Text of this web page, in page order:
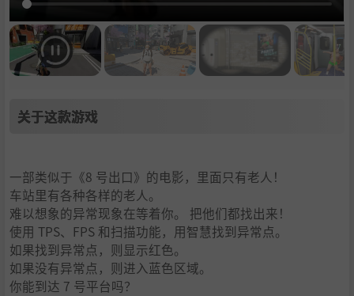
关于这款游戏
一部类似于《8 号出口》的电影，里面只有老人！
车站里有各种各样的老人。
难以想象的异常现象在等着你。 把他们都找出来！
使用 TPS、FPS 和扫描功能，用智慧找到异常点。
如果找到异常点，则显示红色。
如果没有异常点，则进入蓝色区域。
你能到达 7 号平台吗？